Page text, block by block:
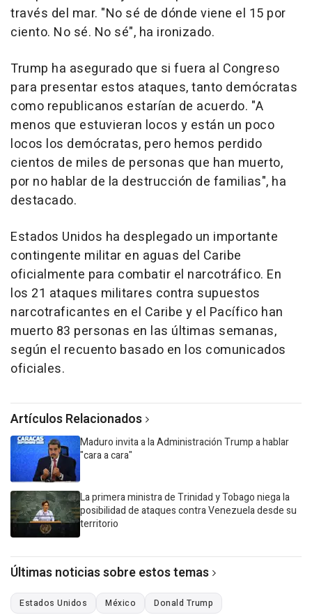
través del mar. "No sé de dónde viene el 15 por
ciento. No sé. No sé", ha ironizado.
Trump ha asegurado que si fuera al Congreso
para presentar estos ataques, tanto demócratas
como republicanos estarían de acuerdo. "A
menos que estuvieran locos y están un poco
locos los demócratas, pero hemos perdido
cientos de miles de personas que han muerto,
por no hablar de la destrucción de familias", ha
destacado.
Estados Unidos ha desplegado un importante
contingente militar en aguas del Caribe
oficialmente para combatir el narcotráfico. En
los 21 ataques militares contra supuestos
narcotraficantes en el Caribe y el Pacífico han
muerto 83 personas en las últimas semanas,
según el recuento basado en los comunicados
oficiales.
Artículos Relacionados
Maduro invita a la Administración Trump a hablar
"cara a cara"
La primera ministra de Trinidad y Tobago niega la
posibilidad de ataques contra Venezuela desde su
territorio
Últimas noticias sobre estos temas
Estados Unidos México Donald Trump